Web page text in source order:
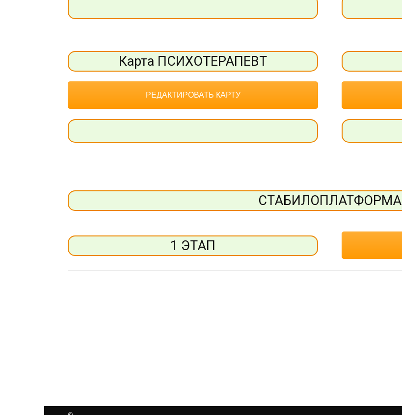
Карта ПСИХОТЕРАПЕВТ
РЕДАКТИРОВАТЬ КАРТУ
СТАБИЛОПЛАТФОРМА
1 ЭТАП